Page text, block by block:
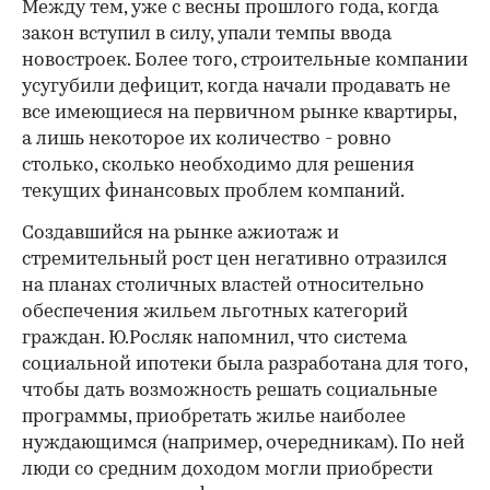
Между тем, уже с весны прошлого года, когда
закон вступил в силу, упали темпы ввода
новостроек. Более того, строительные компании
усугубили дефицит, когда начали продавать не
все имеющиеся на первичном рынке квартиры,
а лишь некоторое их количество - ровно
столько, сколько необходимо для решения
текущих финансовых проблем компаний.
Создавшийся на рынке ажиотаж и
стремительный рост цен негативно отразился
на планах столичных властей относительно
обеспечения жильем льготных категорий
граждан. Ю.Росляк напомнил, что система
социальной ипотеки была разработана для того,
чтобы дать возможность решать социальные
программы, приобретать жилье наиболее
нуждающимся (например, очередникам). По ней
люди со средним доходом могли приобрести